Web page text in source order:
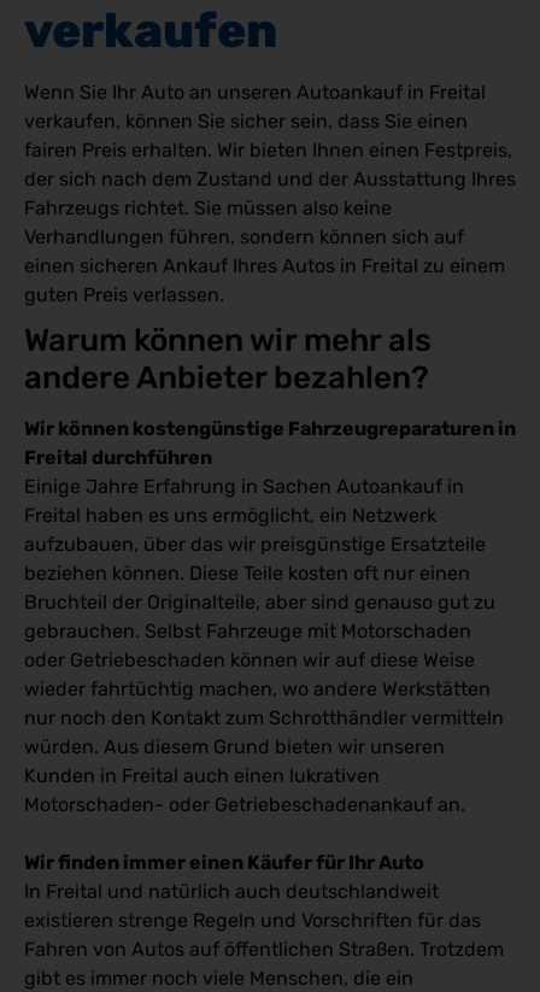
verkaufen
Wenn Sie Ihr Auto an unseren Autoankauf in Freital
verkaufen, können Sie sicher sein, dass Sie einen
fairen Preis erhalten. Wir bieten Ihnen einen Festpreis,
der sich nach dem Zustand und der Ausstattung Ihres
Fahrzeugs richtet. Sie müssen also keine
Verhandlungen führen, sondern können sich auf
einen sicheren Ankauf Ihres Autos in Freital zu einem
guten Preis verlassen.
Warum können wir mehr als
andere Anbieter bezahlen?
Wir können kostengünstige Fahrzeugreparaturen in
Freital durchführen
Einige Jahre Erfahrung in Sachen Autoankauf in
Freital haben es uns ermöglicht, ein Netzwerk
aufzubauen, über das wir preisgünstige Ersatzteile
beziehen können. Diese Teile kosten oft nur einen
Bruchteil der Originalteile, aber sind genauso gut zu
gebrauchen. Selbst Fahrzeuge mit Motorschaden
oder Getriebeschaden können wir auf diese Weise
wieder fahrtüchtig machen, wo andere Werkstätten
nur noch den Kontakt zum Schrotthändler vermitteln
würden. Aus diesem Grund bieten wir unseren
Kunden in Freital auch einen lukrativen
Motorschaden- oder Getriebeschadenankauf an.
Wir finden immer einen Käufer für Ihr Auto
In Freital und natürlich auch deutschlandweit
existieren strenge Regeln und Vorschriften für das
Fahren von Autos auf öffentlichen Straßen. Trotzdem
gibt es immer noch viele Menschen, die ein